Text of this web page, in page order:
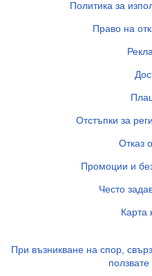
Политика за
Право на
Отстъпки за
Отказ
Промоции и
Често
Карта
При възникване на спор,